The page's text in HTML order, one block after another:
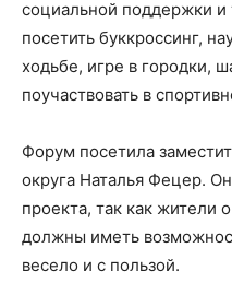
социальной поддержки и
посетить буккроссинг,
ходьбе, игре в городки,
поучаствовать в
Форум посетила
округа Наталья Фецер.
проекта, так как жители
должны иметь
весело и с пользой.